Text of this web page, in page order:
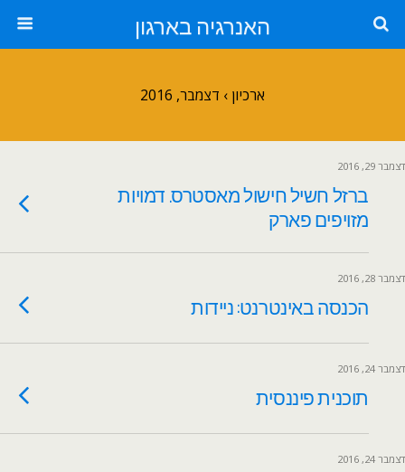
האנרגיה בארגון
ארכיון › דצמבר, 2016
דצמבר 29, 2016
ברזל חשיל חישול מאסטרס. דמויות
מזויפים פארק
דצמבר 28, 2016
הכנסה באינטרנט: ניידות
דצמבר 24, 2016
תוכנית פיננסית
דצמבר 24, 2016